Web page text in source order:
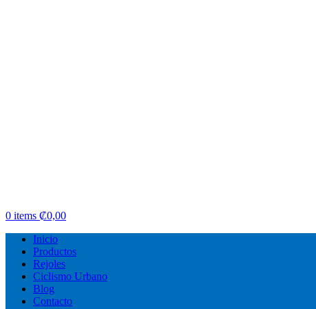
0 items ₡0,00
Inicio
Productos
Rejoles
Ciclismo Urbano
Blog
Contacto